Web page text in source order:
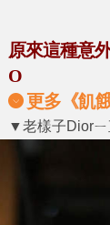
原來這種意
O
更多《飢
▼老樣子Dior